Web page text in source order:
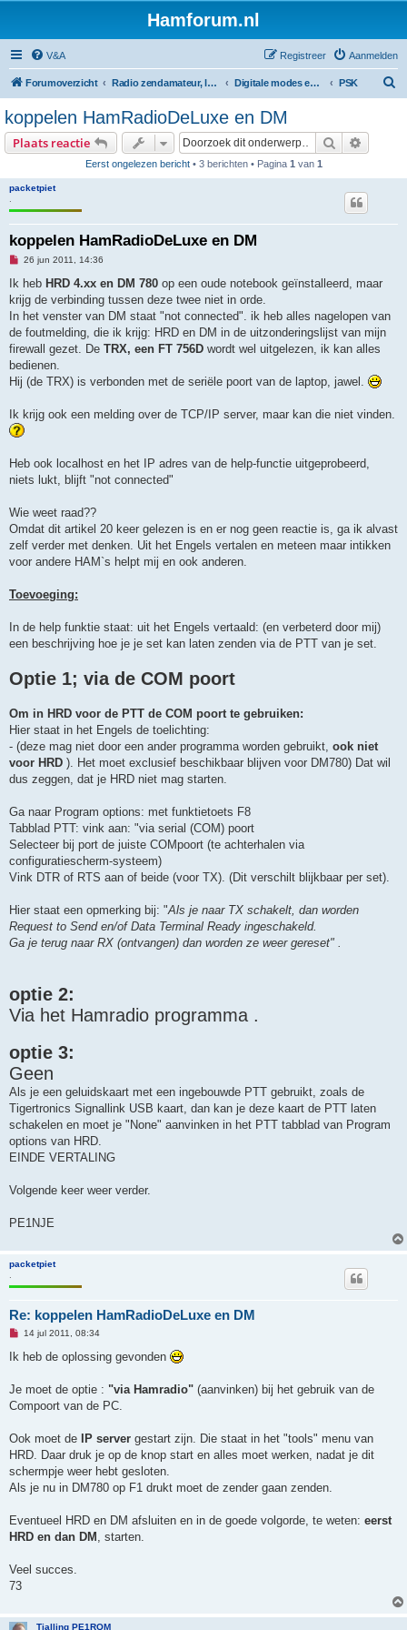
Hamforum.nl
V&A Aanmelden
Registreer
Forumoverzicht Radio zendamateur, luisteramateur en elektronica zelfbouw Digitale modes en morse (CW) PSK
koppelen HamRadioDeLuxe en DM
Plaats reactie Zoek
Eerst ongelezen bericht• 3 berichten • Pagina 1 van 1
packetpiet
koppelen HamRadioDeLuxe en DM
O
g
l
e
e
n
e
r
i
h
t
26 jun 2011, 14:36
Ik heb HRD 4.xx en DM 780 op een oude notebook geïnstalleerd, maar
krijg de verbinding tussen deze twee niet in orde.
In het venster van DM staat "not connected". ik heb alles nagelopen van
de foutmelding, die ik krijg: HRD en DM in de uitzonderingslijst van mijn
firewall gezet. De TRX, een FT 756D wordt wel uitgelezen, ik kan alles
bedienen.
Hij (de TRX) is verbonden met de seriële poort van de laptop, jawel.
Ik krijg ook een melding over de TCP/IP server, maar kan die niet vinden.
Heb ook localhost en het IP adres van de help-functie uitgeprobeerd,
niets lukt, blijft "not connected"
Wie weet raad??
Omdat dit artikel 20 keer gelezen is en er nog geen reactie is, ga ik alvast
zelf verder met denken. Uit het Engels vertalen en meteen maar intikken
voor andere HAM`s helpt mij en ook anderen.
Toevoeging:
In de help funktie staat: uit het Engels vertaald: (en verbeterd door mij)
een beschrijving hoe je je set kan laten zenden via de PTT van je set.
Optie 1; via de COM poort
Om in HRD voor de PTT de COM poort te gebruiken:
Hier staat in het Engels de toelichting:
- (deze mag niet door een ander programma worden gebruikt, ook niet
voor HRD ). Het moet exclusief beschikbaar blijven voor DM780) Dat wil
dus zeggen, dat je HRD niet mag starten.
Ga naar Program options: met funktietoets F8
Tabblad PTT: vink aan: "via serial (COM) poort
Selecteer bij port de juiste COMpoort (te achterhalen via
configuratiescherm-systeem)
Vink DTR of RTS aan of beide (voor TX). (Dit verschilt blijkbaar per set).
Hier staat een opmerking bij: "Als je naar TX schakelt, dan worden
Request to Send en/of Data Terminal Ready ingeschakeld.
Ga je terug naar RX (ontvangen) dan worden ze weer gereset" .
optie 2:
Via het Hamradio programma .
optie 3:
Geen
Als je een geluidskaart met een ingebouwde PTT gebruikt, zoals de
Tigertronics Signallink USB kaart, dan kan je deze kaart de PTT laten
schakelen en moet je "None" aanvinken in het PTT tabblad van Program
options van HRD.
EINDE VERTALING
Volgende keer weer verder.
PE1NJE
packetpiet
Re: koppelen HamRadioDeLuxe en DM
O
g
e
e
e
r
c
h
14 jul 2011, 08:34
Ik heb de oplossing gevonden
Je moet de optie : "via Hamradio" (aanvinken) bij het gebruik van de
Compoort van de PC.
Ook moet de IP server gestart zijn. Die staat in het "tools" menu van
HRD. Daar druk je op de knop start en alles moet werken, nadat je dit
schermpje weer hebt gesloten.
Als je nu in DM780 op F1 drukt moet de zender gaan zenden.
Eventueel HRD en DM afsluiten en in de goede volgorde, te weten: eerst
HRD en dan DM , starten.
Veel succes.
73
Tjalling PE1RQM